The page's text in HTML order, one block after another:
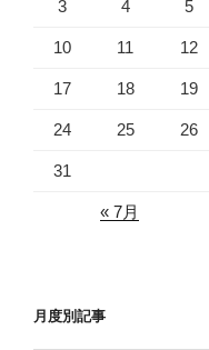
3 4 5
10 11 12
17 18 19
24 25 26
31
« 7月
月度別記事